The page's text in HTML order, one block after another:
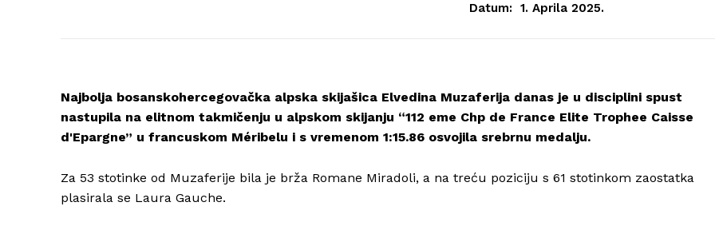
Datum: 1. Aprila 2025.
Najbolja bosanskohercegovačka alpska skijašica Elvedina Muzaferija danas je u disciplini spust
nastupila na elitnom takmičenju u alpskom skijanju “112 eme Chp de France Elite Trophee Caisse
d'Epargne” u francuskom Méribelu i s vremenom 1:15.86 osvojila srebrnu medalju.
Za 53 stotinke od Muzaferije bila je brža Romane Miradoli, a na treću poziciju s 61 stotinkom zaostatka
plasirala se Laura Gauche.